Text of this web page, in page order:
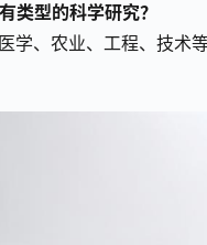
类型的科学研究？
学、农业、工程、技术